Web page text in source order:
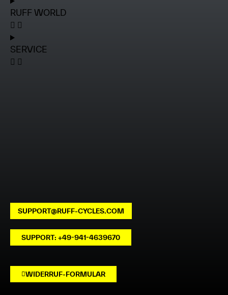
RUFF WORLD
SERVICE
SUPPORT@RUFF-CYCLES.COM
SUPPORT: +49-941-4639670
WIDERRUF-FORMULAR